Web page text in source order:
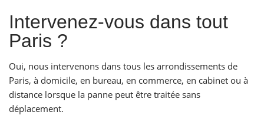
Intervenez-vous dans tout
Paris ?
Oui, nous intervenons dans tous les arrondissements de
Paris, à domicile, en bureau, en commerce, en cabinet ou à
distance lorsque la panne peut être traitée sans
déplacement.